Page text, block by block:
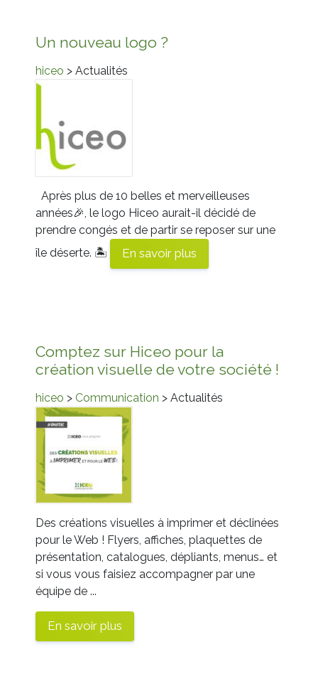
Un nouveau logo ?
hiceo > Actualités
Après plus de 10 belles et merveilleuses
années🎉, le logo Hiceo aurait-il décidé de
prendre congés et de partir se reposer sur une
île déserte. 🏝 En savoir plus
Comptez sur Hiceo pour la
création visuelle de votre société !
hiceo > Communication > Actualités
Des créations visuelles à imprimer et déclinées
pour le Web ! Flyers, affiches, plaquettes de
présentation, catalogues, dépliants, menus… et
si vous vous faisiez accompagner par une
équipe de ...
En savoir plus